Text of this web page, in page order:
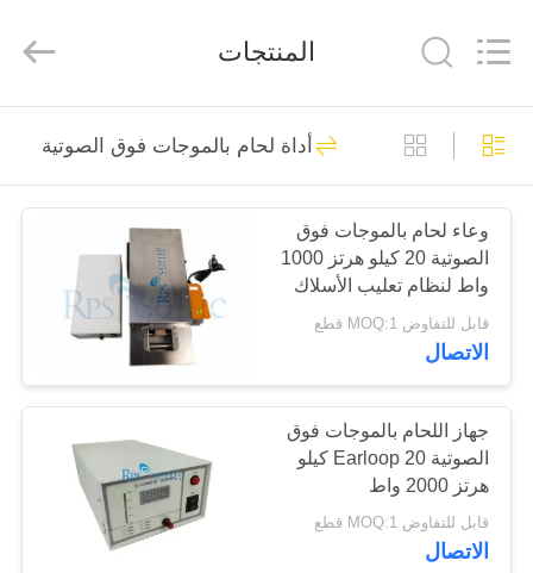
منزل،
بيت
منتجات
معلومات
جولة
المعمل
Equipment
Co.,
Rights
أداة لحام بالموجات
فوق الصوتية
101
محول اللحام
بالموجات فوق
الصوتية
51
المنتجات
أداة لحام بالموجات فوق الصوتية
وعاء لحام بالموجات فوق
الصوتية 20 كيلو هرتز 1000
واط لنظام تعليب الأسلاك
قابل للتفاوض MOQ:1 قطع
الاتصال
جهاز اللحام بالموجات فوق
الصوتية Earloop 20 كيلو
هرتز 2000 واط
قابل للتفاوض MOQ:1 قطع
الاتصال